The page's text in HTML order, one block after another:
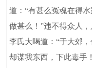
道：“有甚么冤魂在得
做甚么！”违不得众人
李氏大喝道：“于大郊
却谋我东西，下此毒手